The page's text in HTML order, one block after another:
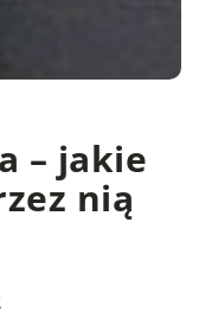
– jakie
nią